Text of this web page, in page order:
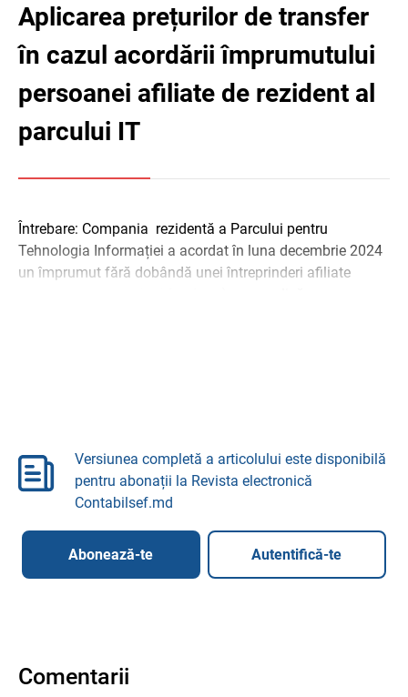
Aplicarea prețurilor de transfer
în cazul acordării împrumutului
persoanei afiliate de rezident al
parcului IT
Întrebare: Compania rezidentă a Parcului pentru
Tehnologia Informației a acordat în luna decembrie 2024
un împrumut fără dobândă unei întreprinderi afiliate
Versiunea completă a articolului este disponibilă
pentru abonații la Revista electronică
Contabilsef.md
Abonează-te Autentifică-te
Comentarii